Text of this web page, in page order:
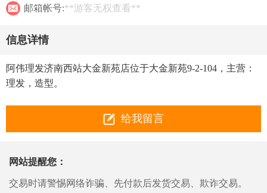
邮箱帐号:**游客无权查看**
信息详情
阿伟理发济南西站大金新苑店位于大金新苑9-2-104，主营：
理发，造型。
给我留言
网站提醒您：
交易时请警惕网络诈骗、先付款后发货交易、欺诈交易。